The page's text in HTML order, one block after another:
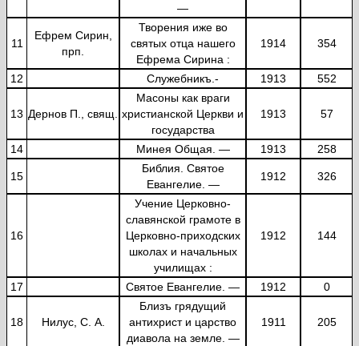
—
11
Ефрем Сирин,
прп.
Творения иже во
святых отца нашего
Ефрема Сирина :
1914 354
12 Служебникъ.- 1913 552
13 Дернов П., свящ.
Масоны как враги
христианской Церкви и
государства
1913 57
14 Минея Общая. — 1913 258
15
Библия. Святое
Евангелие. —
1912 326
16
Учение Церковно-
славянской грамоте в
Церковно-приходских
школах и начальных
училищах :
1912 144
17 Святое Евангелие. — 1912 0
18 Нилус, С. А.
Близъ грядущий
антихрист и царство
диавола на земле. —
1911 205